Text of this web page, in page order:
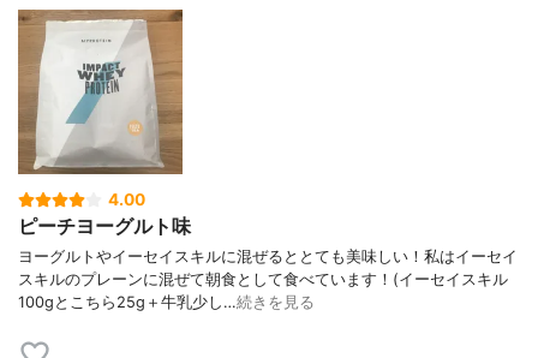
4.00
ピーチヨーグルト味
ヨーグルトやイーセイスキルに混ぜるととても美味しい！私はイーセイ
スキルのプレーンに混ぜて朝食として食べています！(イーセイスキル
100gとこちら25g＋牛乳少し…続きを見る